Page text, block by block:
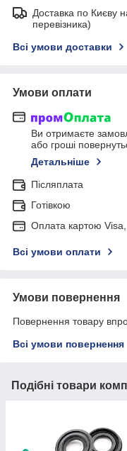
Доставка по Києву
перевізника)
Всі умови доставки
Умови оплати
Ви отримаєте
або гроші
Детальніше
Післяплата
Готівкою
Оплата картою
Всі умови оплати
Умови повернення
Повернення товару
Всі умови повернення
Подібні товари